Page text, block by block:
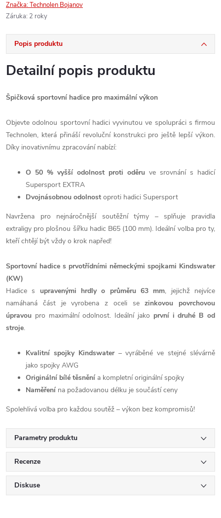
Značka:Technolen Bojanov
Záruka: 2 roky
Popis produktu
Detailní popis produktu
Špičková sportovní hadice pro maximální výkon
Objevte odolnou sportovní hadici vyvinutou ve spolupráci s firmou
Technolen, která přináší revoluční konstrukci pro ještě lepší výkon.
Díky inovativnímu zpracování nabízí:
O 50 % vyšší odolnost proti oděru ve srovnání s hadicí
Supersport EXTRA
Dvojnásobnou odolnost oproti hadici Supersport
Navržena pro nejnáročnější soutěžní týmy – splňuje pravidla
extraligy pro plošnou šířku hadic B65 (100 mm). Ideální volba pro ty,
kteří chtějí být vždy o krok napřed!
Sportovní hadice s prvotřídními německými spojkami Kindswater
(KW)
Hadice s upravenými hrdly o průměru 63 mm, jejichž nejvíce
namáhaná část je vyrobena z oceli sezinkovou povrchovou
úpravou pro maximální odolnost. Ideální jako první i druhé B od
stroje.
Kvalitní spojky Kindswater– vyráběné ve stejné slévárně
jako spojky AWG
Originální bílé těsnění a kompletní originální spojky
Naměření na požadovanou délku je součástí ceny
Spolehlivá volba pro každou soutěž – výkon bez kompromisů!
Parametry produktu
Recenze
Diskuse